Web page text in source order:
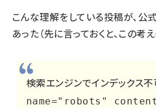
こんな理解をしている投稿が、公
あった（先に言っておくと、この考
検索エンジンでインデックス
name="robots"